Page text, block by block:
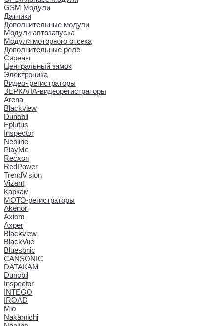
GSM Модули
Датчики
Дополнительные модули
Модули автозапуска
Модули моторного отсека
Дополнительные реле
Сирены
Центральный замок
Электроника
Видео- регистраторы
ЗЕРКАЛА-видеорегистраторы
Arena
Blackview
Dunobil
Eplutus
Inspector
Neoline
PlayMe
Recxon
RedPower
TrendVision
Vizant
Каркам
МОТО-регистраторы
Akenori
Axiom
Axper
Blackview
BlackVue
Bluesonic
CANSONIC
DATAKAM
Dunobil
Inspector
INTEGO
IROAD
Mio
Nakamichi